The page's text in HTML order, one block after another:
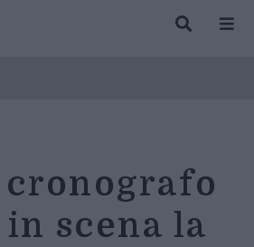
cronografo
scena la